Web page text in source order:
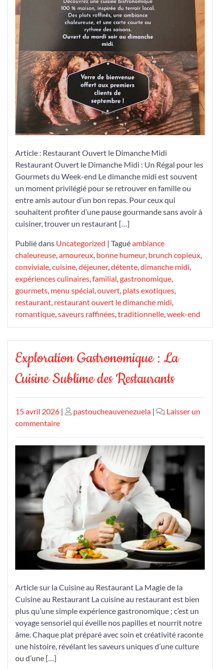
Article : Restaurant Ouvert le Dimanche Midi
Restaurant Ouvert le Dimanche Midi : Un Régal pour les
Gourmets du Week-end Le dimanche midi est souvent
un moment privilégié pour se retrouver en famille ou
entre amis autour d’un bon repas. Pour ceux qui
souhaitent profiter d’une pause gourmande sans avoir à
cuisiner, trouver un restaurant […]
Publié dans Uncategorized | Taguéambiance
chaleureuse amoureux bonne humeur, brunch copieux
conviviale cuisine déjeuner, détente dimanche midi
expériences culinaires familial gastronomique
gourmets menu spécial ouvert plats exotiques
restaurant restaurant ouvert le dimanche midi
romantique saveurs raffinées traditionnelle week-end
Exploration Gastronomique : La
Cuisine Sublime des Restaurants
Publié
le
15 avril 2026 | Publié
pastoucheauvenezuela |
Laisser un
commentairesur
Gastronomique
:
La
Cuisine
Sublime
des
Restaurants
Article sur la Cuisine au Restaurant La Magie de la
Cuisine au Restaurant La cuisine au restaurant est bien
plus qu’une simple expérience gastronomique ; c’est un
voyage sensoriel qui éveille nos papilles et nourrit notre
âme. Chaque plat préparé avec soin et créativité raconte
une histoire, révélant les saveurs uniques d’une culture
ou d’une […]